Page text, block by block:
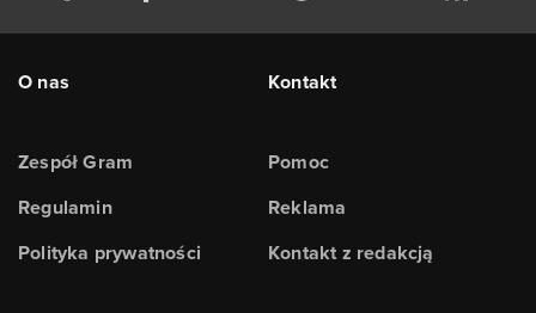
O nas
Zespół Gram
Regulamin
Polityka prywatności
Kontakt
Pomoc
Reklama
Kontakt z redakcją